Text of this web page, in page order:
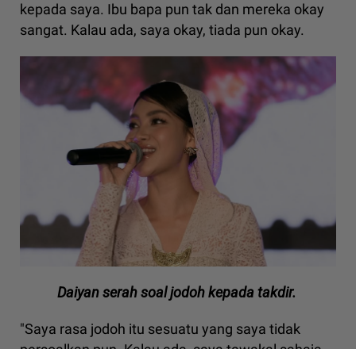
kepada saya. Ibu bapa pun tak dan mereka okay
sangat. Kalau ada, saya okay, tiada pun okay.
Daiyan serah soal jodoh kepada takdir.
"Saya rasa jodoh itu sesuatu yang saya tidak